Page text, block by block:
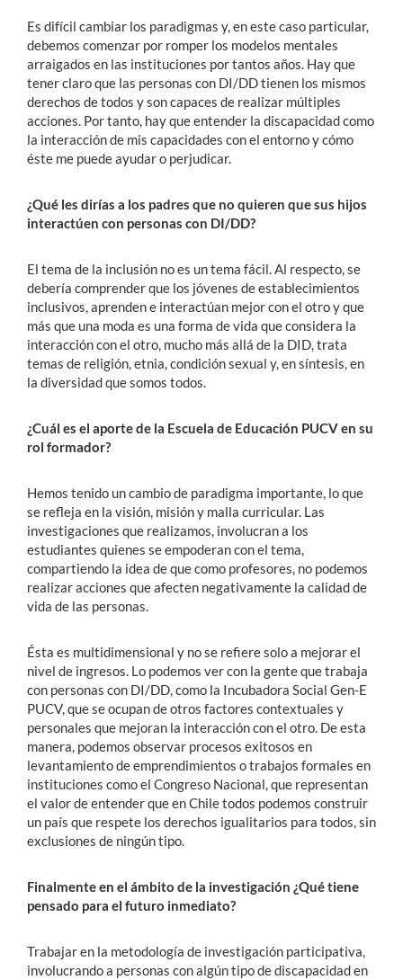
Es difícil cambiar los paradigmas y, en este caso particular,
debemos comenzar por romper los modelos mentales
arraigados en las instituciones por tantos años. Hay que
tener claro que las personas con DI/DD tienen los mismos
derechos de todos y son capaces de realizar múltiples
acciones. Por tanto, hay que entender la discapacidad como
la interacción de mis capacidades con el entorno y cómo
éste me puede ayudar o perjudicar.
¿Qué les dirías a los padres que no quieren que sus hijos
interactúen con personas con DI/DD?
El tema de la inclusión no es un tema fácil. Al respecto, se
debería comprender que los jóvenes de establecimientos
inclusivos, aprenden e interactúan mejor con el otro y que
más que una moda es una forma de vida que considera la
interacción con el otro, mucho más allá de la DID, trata
temas de religión, etnia, condición sexual y, en síntesis, en
la diversidad que somos todos.
¿Cuál es el aporte de la Escuela de Educación PUCV en su
rol formador?
Hemos tenido un cambio de paradigma importante, lo que
se refleja en la visión, misión y malla curricular. Las
investigaciones que realizamos, involucran a los
estudiantes quienes se empoderan con el tema,
compartiendo la idea de que como profesores, no podemos
realizar acciones que afecten negativamente la calidad de
vida de las personas.
Ésta es multidimensional y no se refiere solo a mejorar el
nivel de ingresos. Lo podemos ver con la gente que trabaja
con personas con DI/DD, como la Incubadora Social Gen-E
PUCV, que se ocupan de otros factores contextuales y
personales que mejoran la interacción con el otro. De esta
manera, podemos observar procesos exitosos en
levantamiento de emprendimientos o trabajos formales en
instituciones como el Congreso Nacional, que representan
el valor de entender que en Chile todos podemos construir
un país que respete los derechos igualitarios para todos, sin
exclusiones de ningún tipo.
Finalmente en el ámbito de la investigación ¿Qué tiene
pensado para el futuro inmediato?
Trabajar en la metodología de investigación participativa,
involucrando a personas con algún tipo de discapacidad en